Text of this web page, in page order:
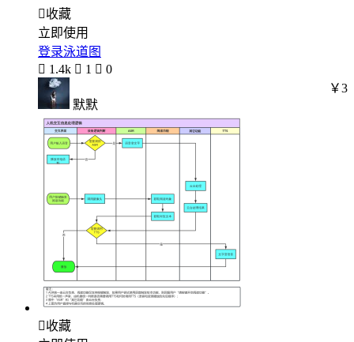
收藏
立即使用
登录泳道图
 1.4k  1  0
默默
￥3
收藏